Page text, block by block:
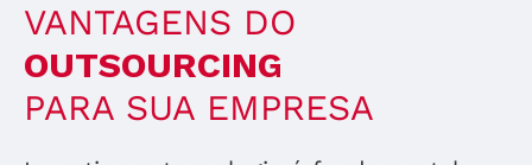
VANTAGENS DO
OUTSOURCING
PARA SUA EMPRESA